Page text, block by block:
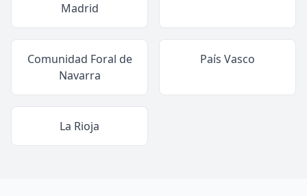
Madrid
Comunidad Foral de
Navarra
País Vasco
La Rioja